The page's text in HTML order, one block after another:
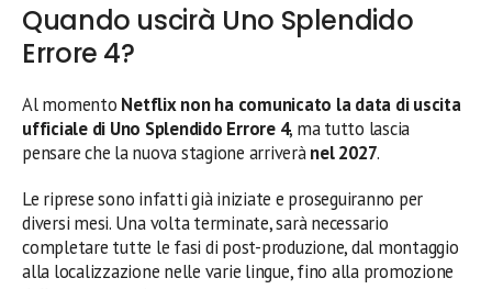
Quando uscirà Uno Splendido
Errore 4?
Al momento Netflix non ha comunicato la data di uscita
ufficiale di Uno Splendido Errore 4, ma tutto lascia
pensare che la nuova stagione arriverànel 2027.
Le riprese sono infatti già iniziate e proseguiranno per
diversi mesi. Una volta terminate, sarà necessario
completare tutte le fasi di post-produzione, dal montaggio
alla localizzazione nelle varie lingue, fino alla promozione